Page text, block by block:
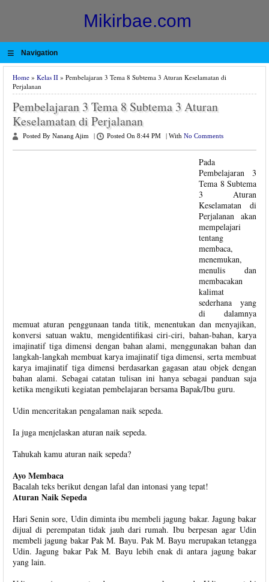
Mikirbae.com
≡ Navigation
Home » Kelas II » Pembelajaran 3 Tema 8 Subtema 3 Aturan Keselamatan di
Perjalanan
Pembelajaran 3 Tema 8 Subtema 3 Aturan
Keselamatan di Perjalanan
Posted By Nanang Ajim Posted On 8:44 PM With No Comments
Pada
Pembelajaran 3
Tema 8 Subtema
3 Aturan
Keselamatan di
Perjalanan akan
mempelajari
tentang
membaca,
menemukan,
menulis dan
membacakan
kalimat
sederhana yang
di dalamnya
memuat aturan penggunaan tanda titik, menentukan dan menyajikan,
konversi satuan waktu, mengidentifikasi ciri-ciri, bahan-bahan, karya
imajinatif tiga dimensi dengan bahan alami, menggunakan bahan dan
langkah-langkah membuat karya imajinatif tiga dimensi, serta membuat
karya imajinatif tiga dimensi berdasarkan gagasan atau objek dengan
bahan alami. Sebagai catatan tulisan ini hanya sebagai panduan saja
ketika mengikuti kegiatan pembelajaran bersama Bapak/Ibu guru.
Udin menceritakan pengalaman naik sepeda.
Ia juga menjelaskan aturan naik sepeda.
Tahukah kamu aturan naik sepeda?
Ayo Membaca
Bacalah teks berikut dengan lafal dan intonasi yang tepat!
Aturan Naik Sepeda
Hari Senin sore, Udin diminta ibu membeli jagung bakar. Jagung bakar
dijual di perempatan tidak jauh dari rumah. Ibu berpesan agar Udin
membeli jagung bakar Pak M. Bayu. Pak M. Bayu merupakan tetangga
Udin. Jagung bakar Pak M. Bayu lebih enak di antara jagung bakar
yang lain.